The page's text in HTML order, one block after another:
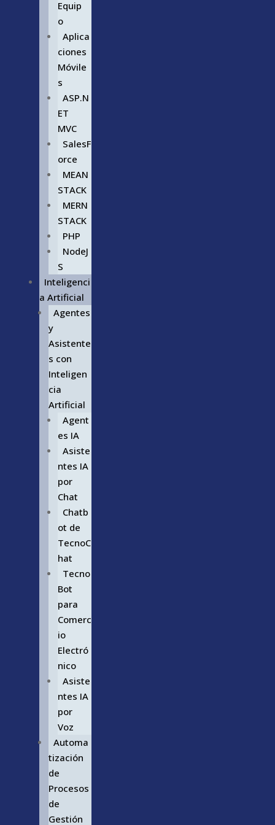
Equip
o
Aplica
ciones
Móvile
s
ASP.N
ET
MVC
SalesF
orce
MEAN
STACK
MERN
STACK
PHP
NodeJ
S
Inteligenci
a Artificial
Agentes
y
Asistente
s con
Inteligen
cia
Artificial
Agent
es IA
Asiste
ntes IA
por
Chat
Chatb
ot de
TecnoC
hat
Tecno
Bot
para
Comerc
io
Electró
nico
Asiste
ntes IA
por
Voz
Automa
tización
de
Procesos
de
Gestión